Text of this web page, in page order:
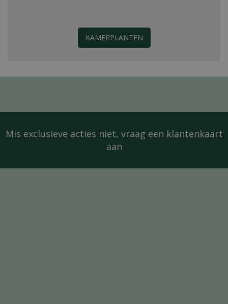
KAMERPLANTEN
Mis exclusieve acties niet, vraag een klantenkaart
aan